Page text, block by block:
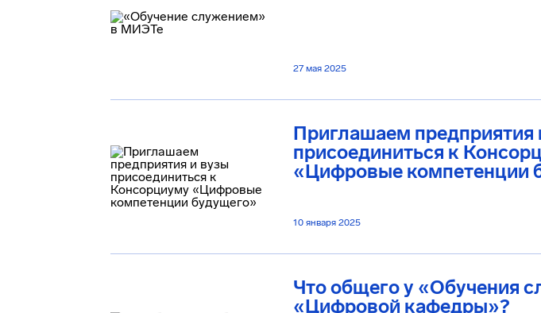
27 мая 2025
Приглашаем предприятия
присоединиться к
«Цифровые компетенции
10 января 2025
Что общего у «Обучения
«Цифровой кафедры»?